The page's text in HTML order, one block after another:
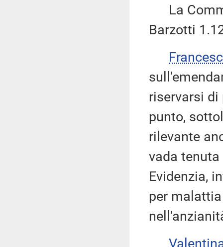
La
Barzotti
riservarsi di
punto,
rilevante
vada
Evidenzia,
per